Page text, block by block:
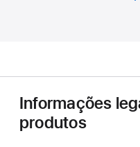
Informações
produtos